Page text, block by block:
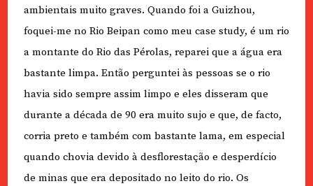
ambientais muito graves. Quando foi a Guizhou,
foquei-me no Rio Beipan como meu case study, é um rio
a montante do Rio das Pérolas, reparei que a água era
bastante limpa. Então perguntei às pessoas se o rio
havia sido sempre assim limpo e eles disseram que
durante a década de 90 era muito sujo e que, de facto,
corria preto e também com bastante lama, em especial
quando chovia devido à desflorestação e desperdício
de minas que era depositado no leito do rio. Os